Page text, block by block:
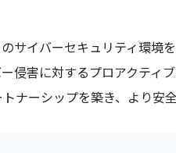
サイバーセキュリティ環
侵害に対するプロアクテ
ナーシップを築き、より安